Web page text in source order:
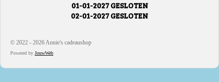
01-01-2027 GESLOTEN
02-01-2027 GESLOTEN
© 2022 - 2026 Annie's cadeaushop
Powered by JouwWeb